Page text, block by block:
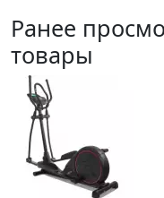
Ранее
товары